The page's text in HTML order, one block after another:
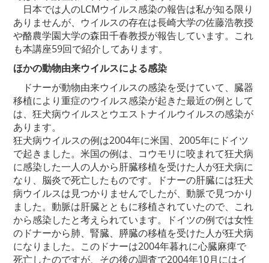
日本では人のLCMウイルス感染の報告は私が知る限り
ありませんが、ウイルスの存在は長崎大学の佐藤浩教授
や酪農学園大学の森田千春教授が報告しています。これ
も本講座59回で紹介してあります。
ほかの動物由来ウイルスによる感染
ドナーが動物由来ウイルスの感染を受けていて、臓器
移植により重症のウイルス感染が起きた最近の例として
は、狂犬病ウイルスとウエストナイルウイルスの感染が
あります。
狂犬病ウイルスの例は2004年に米国、2005年にドイツ
で起きました。米国の例は、コウモリに咬まれて狂犬病
に感染した一人の人から肝臓移植を受けた人が狂犬病に
なり、脳炎で死亡したものです。ドナーの肝臓には狂犬
病ウイルスは見つかりませんでしたが、動脈で見つかり
ました。動脈は肝臓とともに移植されていたので、これ
から感染したと考えられています。ドイツの例では女性
のドナーから肺、腎臓、膵臓の移植を受けた人が狂犬病
になりました。このドナーは2004年暮れに心臓麻痺で
死亡したのですが、その後の調査で2004年10月にはイ